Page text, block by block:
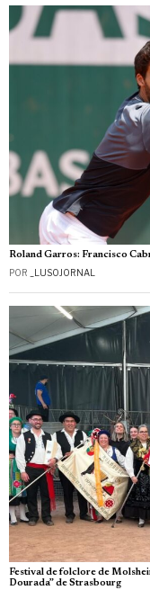
Roland Garros: Francisco
POR _LUSOJORNAL
Festival de folclore de
Dourada” de Strasbourg